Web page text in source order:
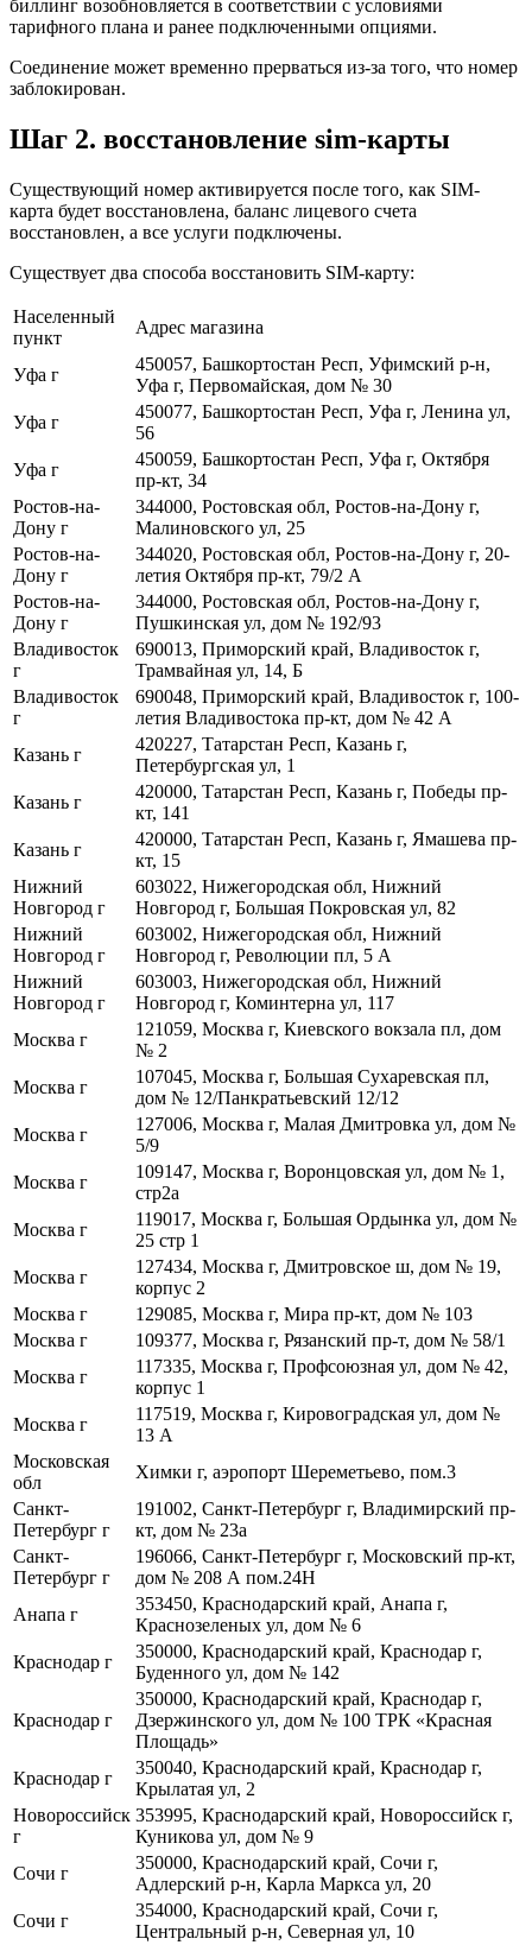
биллинг возобновляется в соответствии с условиями
тарифного плана и ранее подключенными опциями.
Соединение может временно прерваться из-за того, что номер
заблокирован.
Шаг 2. восстановление sim-карты
Существующий номер активируется после того, как SIM-
карта будет восстановлена, баланс лицевого счета
восстановлен, а все услуги подключены.
Существует два способа восстановить SIM-карту:
Населенный
пункт
Адрес магазина
Уфа г
450057, Башкортостан Респ, Уфимский р-н,
Уфа г, Первомайская, дом № 30
Уфа г
450077, Башкортостан Респ, Уфа г, Ленина ул,
56
Уфа г
450059, Башкортостан Респ, Уфа г, Октября
пр-кт, 34
Ростов-на-
Дону г
344000, Ростовская обл, Ростов-на-Дону г,
Малиновского ул, 25
Ростов-на-
Дону г
344020, Ростовская обл, Ростов-на-Дону г, 20-
летия Октября пр-кт, 79/2 А
Ростов-на-
Дону г
344000, Ростовская обл, Ростов-на-Дону г,
Пушкинская ул, дом № 192/93
Владивосток
г
690013, Приморский край, Владивосток г,
Трамвайная ул, 14, Б
Владивосток
г
690048, Приморский край, Владивосток г, 100-
летия Владивостока пр-кт, дом № 42 А
Казань г
420227, Татарстан Респ, Казань г,
Петербургская ул, 1
Казань г
420000, Татарстан Респ, Казань г, Победы пр-
кт, 141
Казань г
420000, Татарстан Респ, Казань г, Ямашева пр-
кт, 15
Нижний
Новгород г
603022, Нижегородская обл, Нижний
Новгород г, Большая Покровская ул, 82
Нижний
Новгород г
603002, Нижегородская обл, Нижний
Новгород г, Революции пл, 5 А
Нижний
Новгород г
603003, Нижегородская обл, Нижний
Новгород г, Коминтерна ул, 117
Москва г
121059, Москва г, Киевского вокзала пл, дом
№ 2
Москва г
107045, Москва г, Большая Сухаревская пл,
дом № 12/Панкратьевский 12/12
Москва г
127006, Москва г, Малая Дмитровка ул, дом №
5/9
Москва г
109147, Москва г, Воронцовская ул, дом № 1,
стр2а
Москва г
119017, Москва г, Большая Ордынка ул, дом №
25 стр 1
Москва г
127434, Москва г, Дмитровское ш, дом № 19,
корпус 2
Москва г
129085, Москва г, Мира пр-кт, дом № 103
Москва г
109377, Москва г, Рязанский пр-т, дом № 58/1
Москва г
117335, Москва г, Профсоюзная ул, дом № 42,
корпус 1
Москва г
117519, Москва г, Кировоградская ул, дом №
13 А
Московская
обл
Химки г, аэропорт Шереметьево, пом.3
Санкт-
Петербург г
191002, Санкт-Петербург г, Владимирский пр-
кт, дом № 23а
Санкт-
Петербург г
196066, Санкт-Петербург г, Московский пр-кт,
дом № 208 А пом.24Н
Анапа г
353450, Краснодарский край, Анапа г,
Краснозеленых ул, дом № 6
Краснодар г
350000, Краснодарский край, Краснодар г,
Буденного ул, дом № 142
Краснодар г
350000, Краснодарский край, Краснодар г,
Дзержинского ул, дом № 100 ТРК «Красная
Площадь»
Краснодар г
350040, Краснодарский край, Краснодар г,
Крылатая ул, 2
Новороссийск
г
353995, Краснодарский край, Новороссийск г,
Куникова ул, дом № 9
Сочи г
350000, Краснодарский край, Сочи г,
Адлерский р-н, Карла Маркса ул, 20
Сочи г
354000, Краснодарский край, Сочи г,
Центральный р-н, Северная ул, 10